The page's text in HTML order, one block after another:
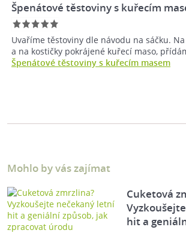
Špenátové těstoviny s kuřecím
Uvaříme těstoviny dle návodu na sáčku.
a na kostičky pokrájené kuřecí maso,
Špenátové těstoviny s kuřecím masem
Mohlo by vás zajímat
Cuketová
hit a